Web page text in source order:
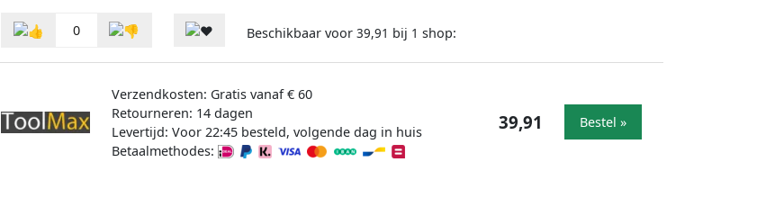
0 Beschikbaar voor 39,91 bij 1 shop:
Verzendkosten: Gratis vanaf € 60
Retourneren: 14 dagen
Levertijd: Voor 22:45 besteld, volgende dag in huis
Betaalmethodes:
39,91 Bestel »